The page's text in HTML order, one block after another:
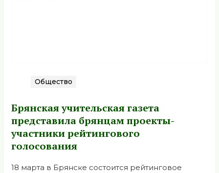
Общество
Брянская учительская газета
представила брянцам проекты-
участники рейтингового
голосования
18 марта в Брянске состоится рейтинговое